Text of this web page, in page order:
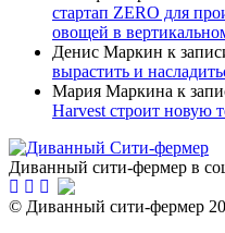
стартап ZERO для
овощей в
Денис Маркин к
вырастить и
Мария Маркина к
Harvest строит новую
Диванный сити-фермер в
© Диванный сити-фермер